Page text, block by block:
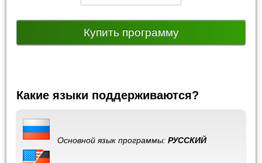
Купить программу
Какие языки поддерживаются?
Основной язык программы:РУССКИЙ